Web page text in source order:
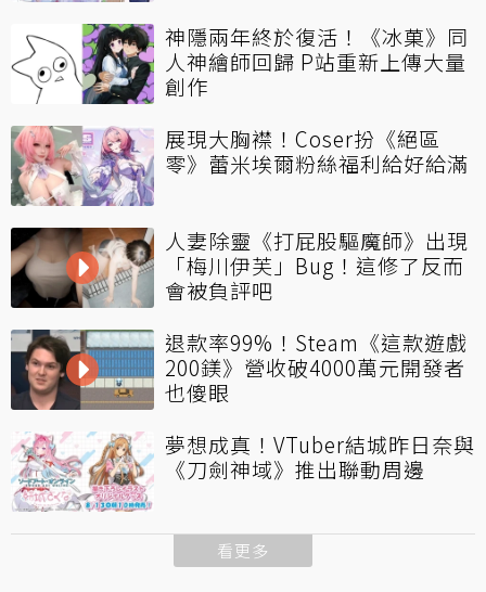
神隱兩年終於復活！《冰菓》同
人神繪師回歸 P站重新上傳大量
創作
展現大胸襟！Coser扮《絕區
零》蕾米埃爾粉絲福利給好給滿
人妻除靈《打屁股驅魔師》出現
「梅川伊芙」Bug！這修了反而
會被負評吧
退款率99%！Steam《這款遊戲
200鎂》營收破4000萬元開發者
也傻眼
夢想成真！VTuber結城昨日奈與
《刀劍神域》推出聯動周邊
看更多